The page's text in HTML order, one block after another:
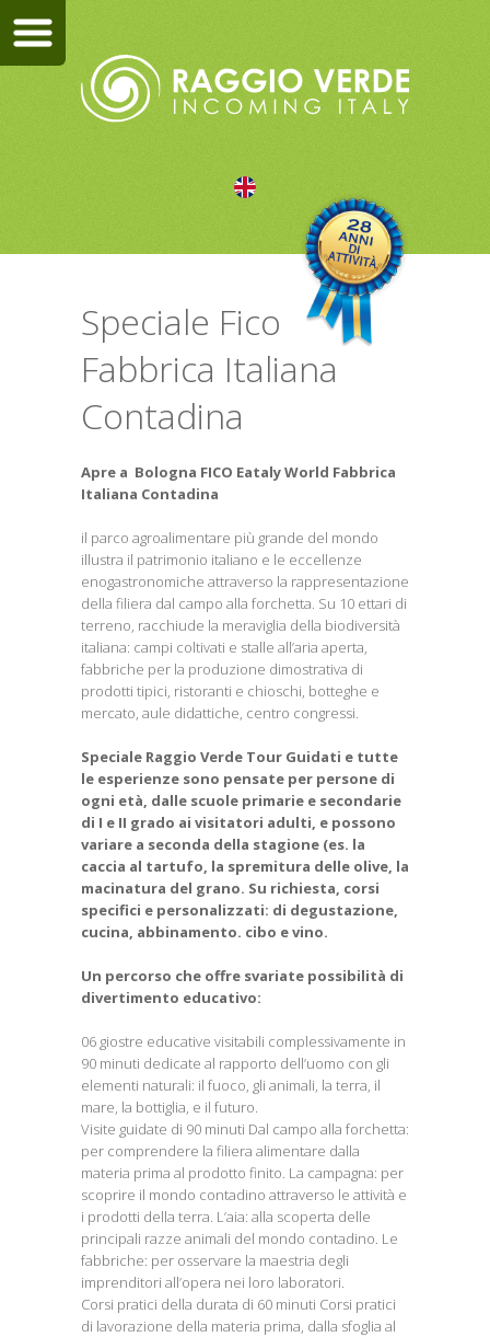
Speciale Fico
Fabbrica Italiana
Contadina
Apre a Bologna FICO Eataly World Fabbrica
Italiana Contadina
il parco agroalimentare più grande del mondo
illustra il patrimonio italiano e le eccellenze
enogastronomiche attraverso la rappresentazione
della filiera dal campo alla forchetta. Su 10 ettari di
terreno, racchiude la meraviglia della biodiversità
italiana: campi coltivati e stalle all’aria aperta,
fabbriche per la produzione dimostrativa di
prodotti tipici, ristoranti e chioschi, botteghe e
mercato, aule didattiche, centro congressi.
Speciale Raggio Verde Tour Guidati e tutte
le esperienze sono pensate per persone di
ogni età, dalle scuole primarie e secondarie
di I e II grado ai visitatori adulti, e possono
variare a seconda della stagione (es. la
caccia al tartufo, la spremitura delle olive, la
macinatura del grano. Su richiesta, corsi
specifici e personalizzati: di degustazione,
cucina, abbinamento. cibo e vino.
Un percorso che offre svariate possibilità di
divertimento educativo:
06 giostre educative visitabili complessivamente in
90 minuti dedicate al rapporto dell’uomo con gli
elementi naturali: il fuoco, gli animali, la terra, il
mare, la bottiglia, e il futuro.
Visite guidate di 90 minuti Dal campo alla forchetta:
per comprendere la filiera alimentare dalla
materia prima al prodotto finito. La campagna: per
scoprire il mondo contadino attraverso le attività e
i prodotti della terra. L’aia: alla scoperta delle
principali razze animali del mondo contadino. Le
fabbriche: per osservare la maestria degli
imprenditori all’opera nei loro laboratori.
Corsi pratici della durata di 60 minuti Corsi pratici
di lavorazione della materia prima, dalla sfoglia al